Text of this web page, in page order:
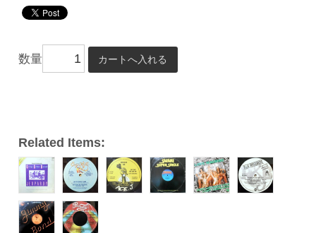
プ
ヤ
数量
Related Items: